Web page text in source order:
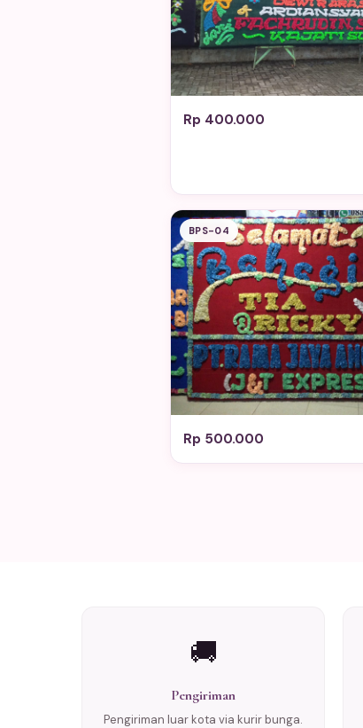
Rp 400.000
BPS-04
Rp 500.000
🚚
Pengiriman
Pengiriman luar kota via kurir bunga.